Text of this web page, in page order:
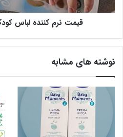
قیمت نرم کننده لباس کودک
نوشته های مشابه